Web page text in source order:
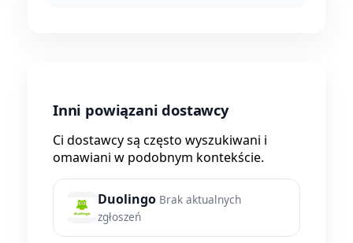
Inni powiązani dostawcy
Ci dostawcy są często wyszukiwani i
omawiani w podobnym kontekście.
Duolingo Brak aktualnych
zgłoszeń